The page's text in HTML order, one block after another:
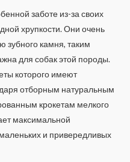
заботе из-за своих
хрупкости. Они очень
зубного камня, таким
для собак этой породы.
которого имеют
отборным натуральным
крокетам мелкого
максимальной
и привередливых